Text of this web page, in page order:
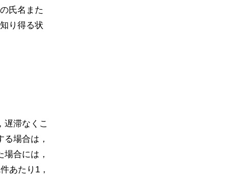
氏名また
り得る状
遅滞なくこ
場合は，
合には，
あたり1，